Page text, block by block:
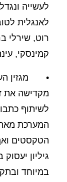
לעשייה
לאנגלית
רוט, שירלי
קמינסקי,
• מגזין
מקדישה את
לשיתוף
המערכת
הטקסטים
גיליון
במיוחד